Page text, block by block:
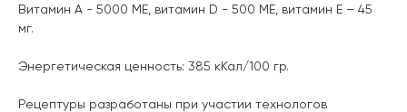
Витамин А - 5000 МЕ, витамин D - 500 МЕ, витамин Е – 45
мг.
Энергетическая ценность: 385 кКал/100 гр.
Рецептуры разработаны при участии технологов